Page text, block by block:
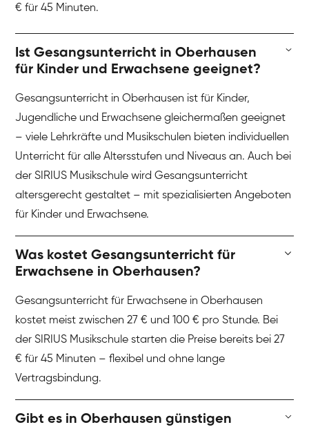
€ für 45 Minuten.
Ist Gesangsunterricht in Oberhausen
für Kinder und Erwachsene geeignet?
Gesangsunterricht in Oberhausen ist für Kinder,
Jugendliche und Erwachsene gleichermaßen geeignet
– viele Lehrkräfte und Musikschulen bieten individuellen
Unterricht für alle Altersstufen und Niveaus an. Auch bei
der SIRIUS Musikschule wird Gesangsunterricht
altersgerecht gestaltet – mit spezialisierten Angeboten
für Kinder und Erwachsene.
Was kostet Gesangsunterricht für
Erwachsene in Oberhausen?
Gesangsunterricht für Erwachsene in Oberhausen
kostet meist zwischen 27 € und 100 € pro Stunde. Bei
der SIRIUS Musikschule starten die Preise bereits bei 27
€ für 45 Minuten – flexibel und ohne lange
Vertragsbindung.
Gibt es in Oberhausen günstigen